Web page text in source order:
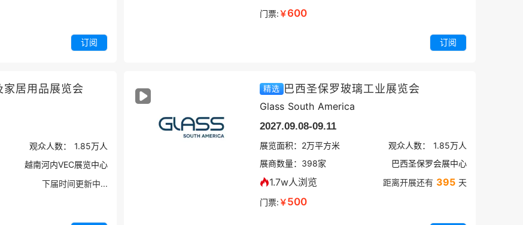
订阅
门票:￥600
订阅
居用品展览会
观众人数： 1.85万人
越南河内VEC展览中心
下届时间更新中...
精选 巴西圣保罗玻璃工业展览会
Glass South America
2027.09.08-09.11
展览面积： 2万平方米 观众人数： 1.85万人
展商数量： 398家 巴西圣保罗会展中心
1.7w人浏览 距离开展还有 395 天
门票:￥500